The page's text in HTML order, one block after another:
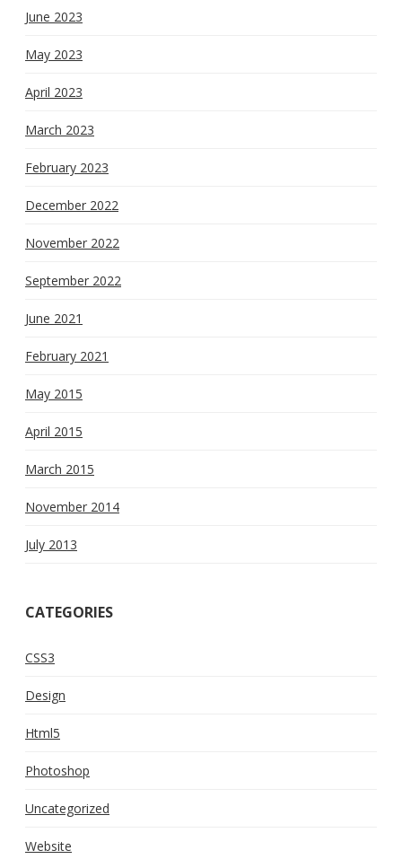
June 2023
May 2023
April 2023
March 2023
February 2023
December 2022
November 2022
September 2022
June 2021
February 2021
May 2015
April 2015
March 2015
November 2014
July 2013
CATEGORIES
CSS3
Design
Html5
Photoshop
Uncategorized
Website